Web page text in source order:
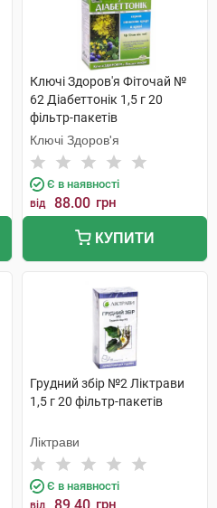
Ключі Здоров'я Фіточай №
62 Діабеттонік 1,5 г 20
фільтр-пакетів
Ключі Здоров'я
Є в наявності
від 88.00 грн
КУПИТИ
Грудний збір №2 Ліктрави
1,5 г 20 фільтр-пакетів
Ліктрави
Є в наявності
від грн